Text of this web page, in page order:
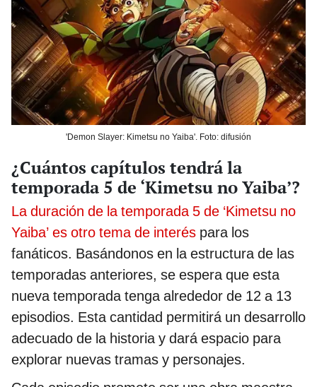
'Demon Slayer: Kimetsu no Yaiba'. Foto: difusión
¿Cuántos capítulos tendrá la
temporada 5 de ‘Kimetsu no Yaiba’?
La duración de la temporada 5 de ‘Kimetsu no
Yaiba’ es otro tema de interés para los
fanáticos. Basándonos en la estructura de las
temporadas anteriores, se espera que esta
nueva temporada tenga alrededor de 12 a 13
episodios. Esta cantidad permitirá un desarrollo
adecuado de la historia y dará espacio para
explorar nuevas tramas y personajes.